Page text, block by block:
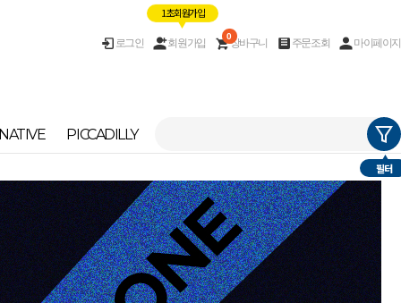
로그인 회원가입
1초 회원가입
장바구니
0
주문조회 마이페이지
PICCADILLY
필터